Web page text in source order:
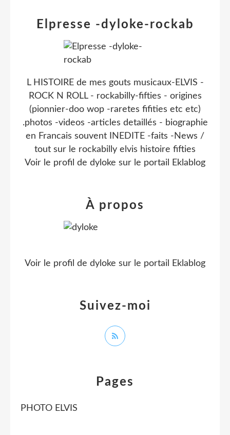
Pages
PHOTO ELVIS
Elpresse -dyloke-rockab
L HISTOIRE de mes gouts musicaux-ELVIS -
ROCK N ROLL - rockabilly-fifties - origines
(pionnier-doo wop -raretes fifities etc etc)
.photos -videos -articles detaillés - biographie
en Francais souvent INEDITE -faits -News /
tout sur le rockabilly elvis histoire fifties
Voir le profil de dyloke sur le portail Eklablog
Suivez-moi
À propos
Voir le profil de dyloke sur le portail Eklablog